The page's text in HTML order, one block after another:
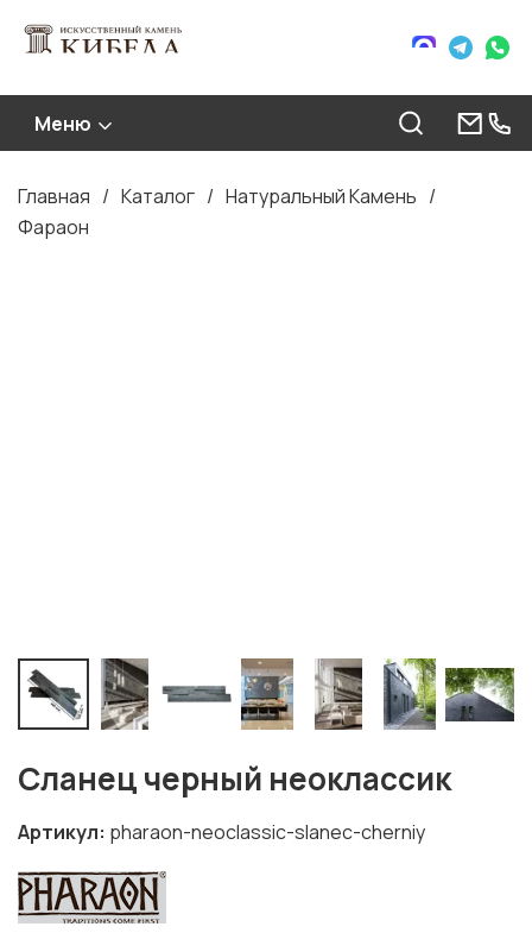
Меню
Строка
навигации
Главная Каталог
Натуральный Камень
Фараон
Сланец черный неоклассик
Артикул pharaon-neoclassic-slanec-cherniy